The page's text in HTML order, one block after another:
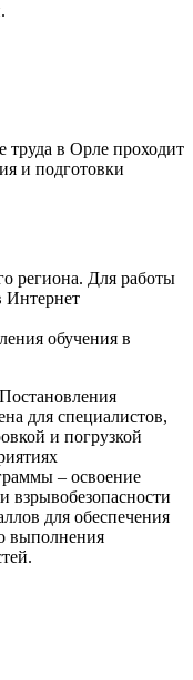
труда в Орле проходит
и подготовки
региона. Для работы
Интернет
обучения в
для специалистов,
и погрузкой
– освоение
взрывобезопасности
для обеспечения
выполнения